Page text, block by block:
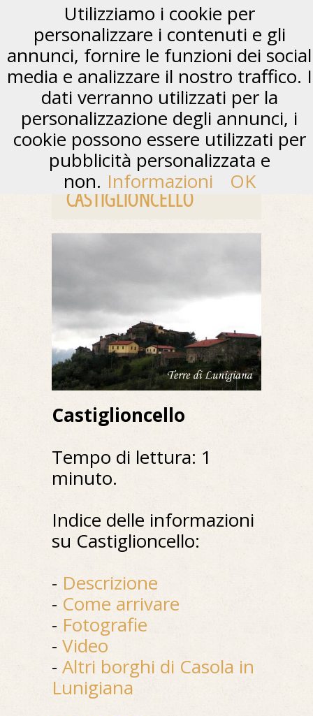
CASTIGLIONCELLO
Castiglioncello
Tempo di lettura: 1
minuto.
Indice delle informazioni
su Castiglioncello:
- Descrizione
- Come arrivare
- Fotografie
- Video
- Altri borghi di Casola in
Lunigiana
Utilizziamo i cookie per
personalizzare i contenuti e gli
annunci, fornire le funzioni dei social
media e analizzare il nostro traffico. I
dati verranno utilizzati per la
personalizzazione degli annunci, i
cookie possono essere utilizzati per
pubblicità personalizzata e
non. Informazioni OK